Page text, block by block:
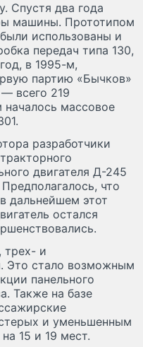
Спустя два года
машины. Прототипом
использованы и
передач типа 130,
в 1995-м,
партию «Бычков»
всего 219
массовое
разработчики
двигателя Д-245
что
дальнейшем этот
остался
трех- и
Это стало возможным
панельного
Также на базе
и уменьшенным
15 и 19 мест.